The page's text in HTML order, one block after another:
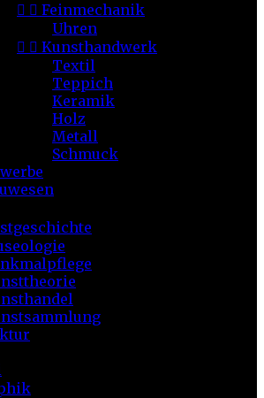
  Feinmechanik
Uhren
  Kunsthandwerk
Textil
Teppich
Keramik
Holz
Metall
Schmuck